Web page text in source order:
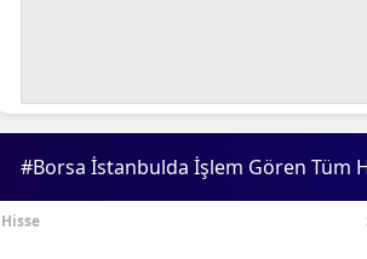
#Borsa İstanbulda İşlem Gören Tüm
Hisse